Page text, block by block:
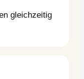
gleichzeitig